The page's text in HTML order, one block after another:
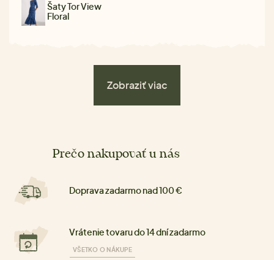
Šaty Tor View
Floral
Zobraziť viac
Prečo nakupovať u nás
Doprava zadarmo nad 100 €
Vrátenie tovaru do 14 dní zadarmo
VŠETKO O NÁKUPE